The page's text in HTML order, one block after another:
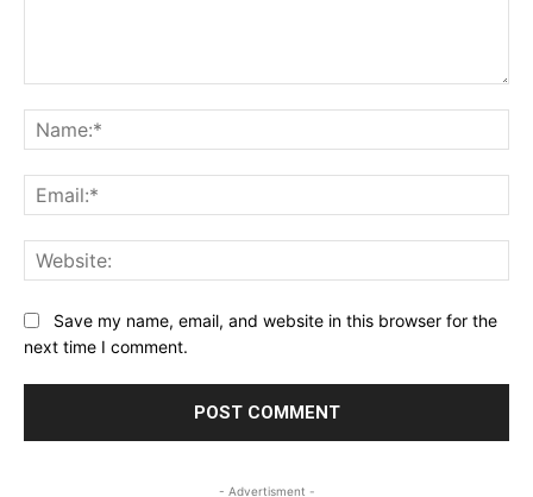
Save my name, email, and website in this browser for the
next time I comment.
- Advertisment -